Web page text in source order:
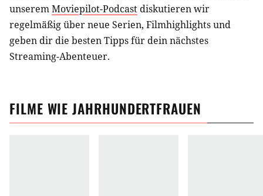
unseremMoviepilot-Podcast diskutieren wir
regelmäßig über neue Serien, Filmhighlights und
geben dir die besten Tipps für dein nächstes
Streaming-Abenteuer.
FILME WIEJAHRHUNDERTFRAUEN